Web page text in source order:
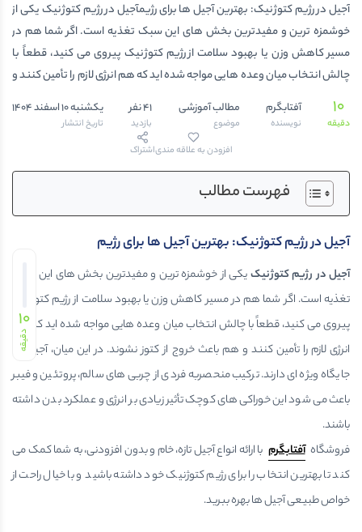
آجیل در رژیم کتوژنیک: بهترین آجیل ها برای رژیمآجیل در رژیم کتوژنیک یکی از
خوشمزه ترین و مفیدترین بخش های این سبک تغذیه است. اگر شما هم در
مسیر کاهش وزن یا بهبود سلامت از رژیم کتوژنیک پیروی می کنید، قطعاً با
چالش انتخاب میان وعده هایی مواجه شده اید که هم انرژی لازم را تأمین کنند و
هم باعث خروج از کتوز نشوند. در این میان، آجیل ها جایگاه ویژه ای دارند. ترکیب
منحصربه فردی از چربی های سالم، پروتئین و فیبر باعث می شود این خوراکی
های کوچک تأثیر زیادی بر انرژی و عملکرد بدن داشته باشند. فروشگاه آفتابگرم
انتخاب را برای رژیم کتوژنیک خود داشته باشید و با خیال راحت از […]
10
دقیقه
آفتابگرم
نویسنده
مطالب آموزشی
موضوع
41 نفر
بازدید
یکشنبه 10 اسفند 1404
تاریخ انتشار
افزودن به علاقه مندیاشتراک
10
دقیقه
فهرست مطالب
آجیل در رژیم کتوژنیک: بهترین آجیل ها برای رژیم
آجیل در رژیم کتوژنیکیکی از خوشمزه ترین و مفیدترین بخش های این سبک
تغذیه است. اگر شما هم در مسیر کاهش وزن یا بهبود سلامت از رژیم کتوژنیک
پیروی می کنید، قطعاً با چالش انتخاب میان وعده هایی مواجه شده اید که هم
انرژی لازم را تأمین کنند و هم باعث خروج از کتوز نشوند. در این میان، آجیل ها
جایگاه ویژه ای دارند. ترکیب منحصربه فردی از چربی های سالم، پروتئین و فیبر
باعث می شود این خوراکی های کوچک تأثیر زیادی بر انرژی و عملکرد بدن داشته
باشند.
فروشگاه آفتابگرم با ارائه انواع آجیل تازه، خام و بدون افزودنی، به شما کمک می
کند تا بهترین انتخاب را برای رژیم کتوژنیک خود داشته باشید و با خیال راحت از
خواص طبیعی آجیل ها بهره ببرید.